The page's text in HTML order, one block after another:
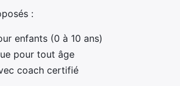
:
enfants (0 à 10 ans)
pour tout âge
coach certifié